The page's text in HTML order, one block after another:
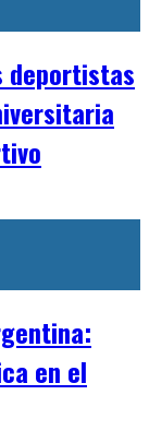
deportistas
en el